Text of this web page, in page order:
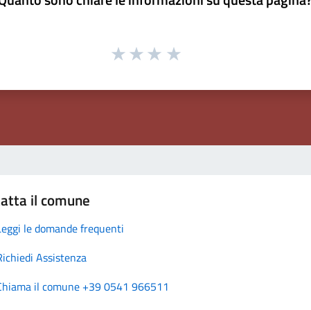
il comune
le domande frequenti
Assistenza
il comune +39 0541 966511